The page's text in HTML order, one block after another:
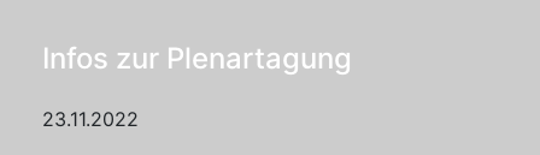
Infos zur Plenartagung
23.11.2022